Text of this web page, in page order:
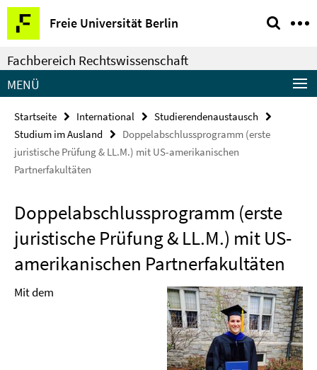
Springe
direkt
zu
Inhalt
Freie Universität Berlin
Service-
Navigation
Fachbereich Rechtswissenschaft
MENÜ
Startseite International
Studierendenaustausch
Studium im Ausland
Doppelabschlussprogramm (erste
juristische Prüfung & LL.M.) mit US-amerikanischen
Partnerfakultäten
Doppelabschlussprogramm (erste
juristische Prüfung & LL.M.) mit US-
amerikanischen Partnerfakultäten
Mit dem